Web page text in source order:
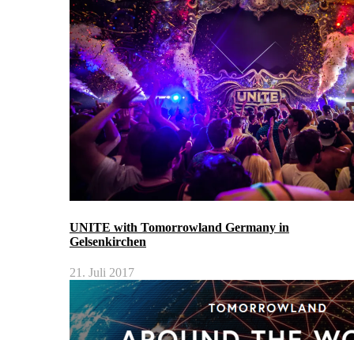
UNITE with Tomorrowland Germany in
Gelsenkirchen
21. Juli 2017